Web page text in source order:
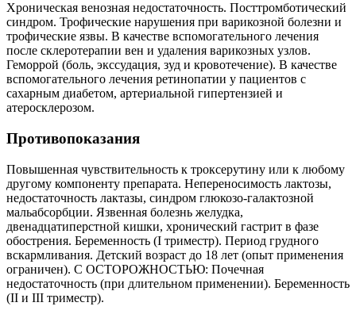
Хроническая венозная недостаточность. Посттромботический
синдром. Трофические нарушения при варикозной болезни и
трофические язвы. В качестве вспомогательного лечения
после склеротерапии вен и удаления варикозных узлов.
Геморрой (боль, экссудация, зуд и кровотечение). В качестве
вспомогательного лечения ретинопатии у пациентов с
сахарным диабетом, артериальной гипертензией и
атеросклерозом.
Противопоказания
Повышенная чувствительность к троксерутину или к любому
другому компоненту препарата. Непереносимость лактозы,
недостаточность лактазы, синдром глюкозо-галактозной
мальабсорбции. Язвенная болезнь желудка,
двенадцатиперстной кишки, хронический гастрит в фазе
обострения. Беременность (I триместр). Период грудного
вскармливания. Детский возраст до 18 лет (опыт применения
ограничен). С ОСТОРОЖНОСТЬЮ: Почечная
недостаточность (при длительном применении). Беременность
(II и III триместр).